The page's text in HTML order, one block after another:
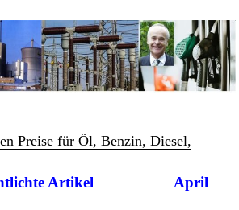
Preise für Öl, Benzin, Diesel,
Artikel April